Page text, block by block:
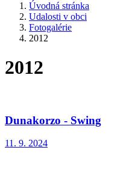
Úvodná stránka
Udalosti v obci
Fotogalérie
2012
2012
Dunakorzo - Swing
11. 9. 2024